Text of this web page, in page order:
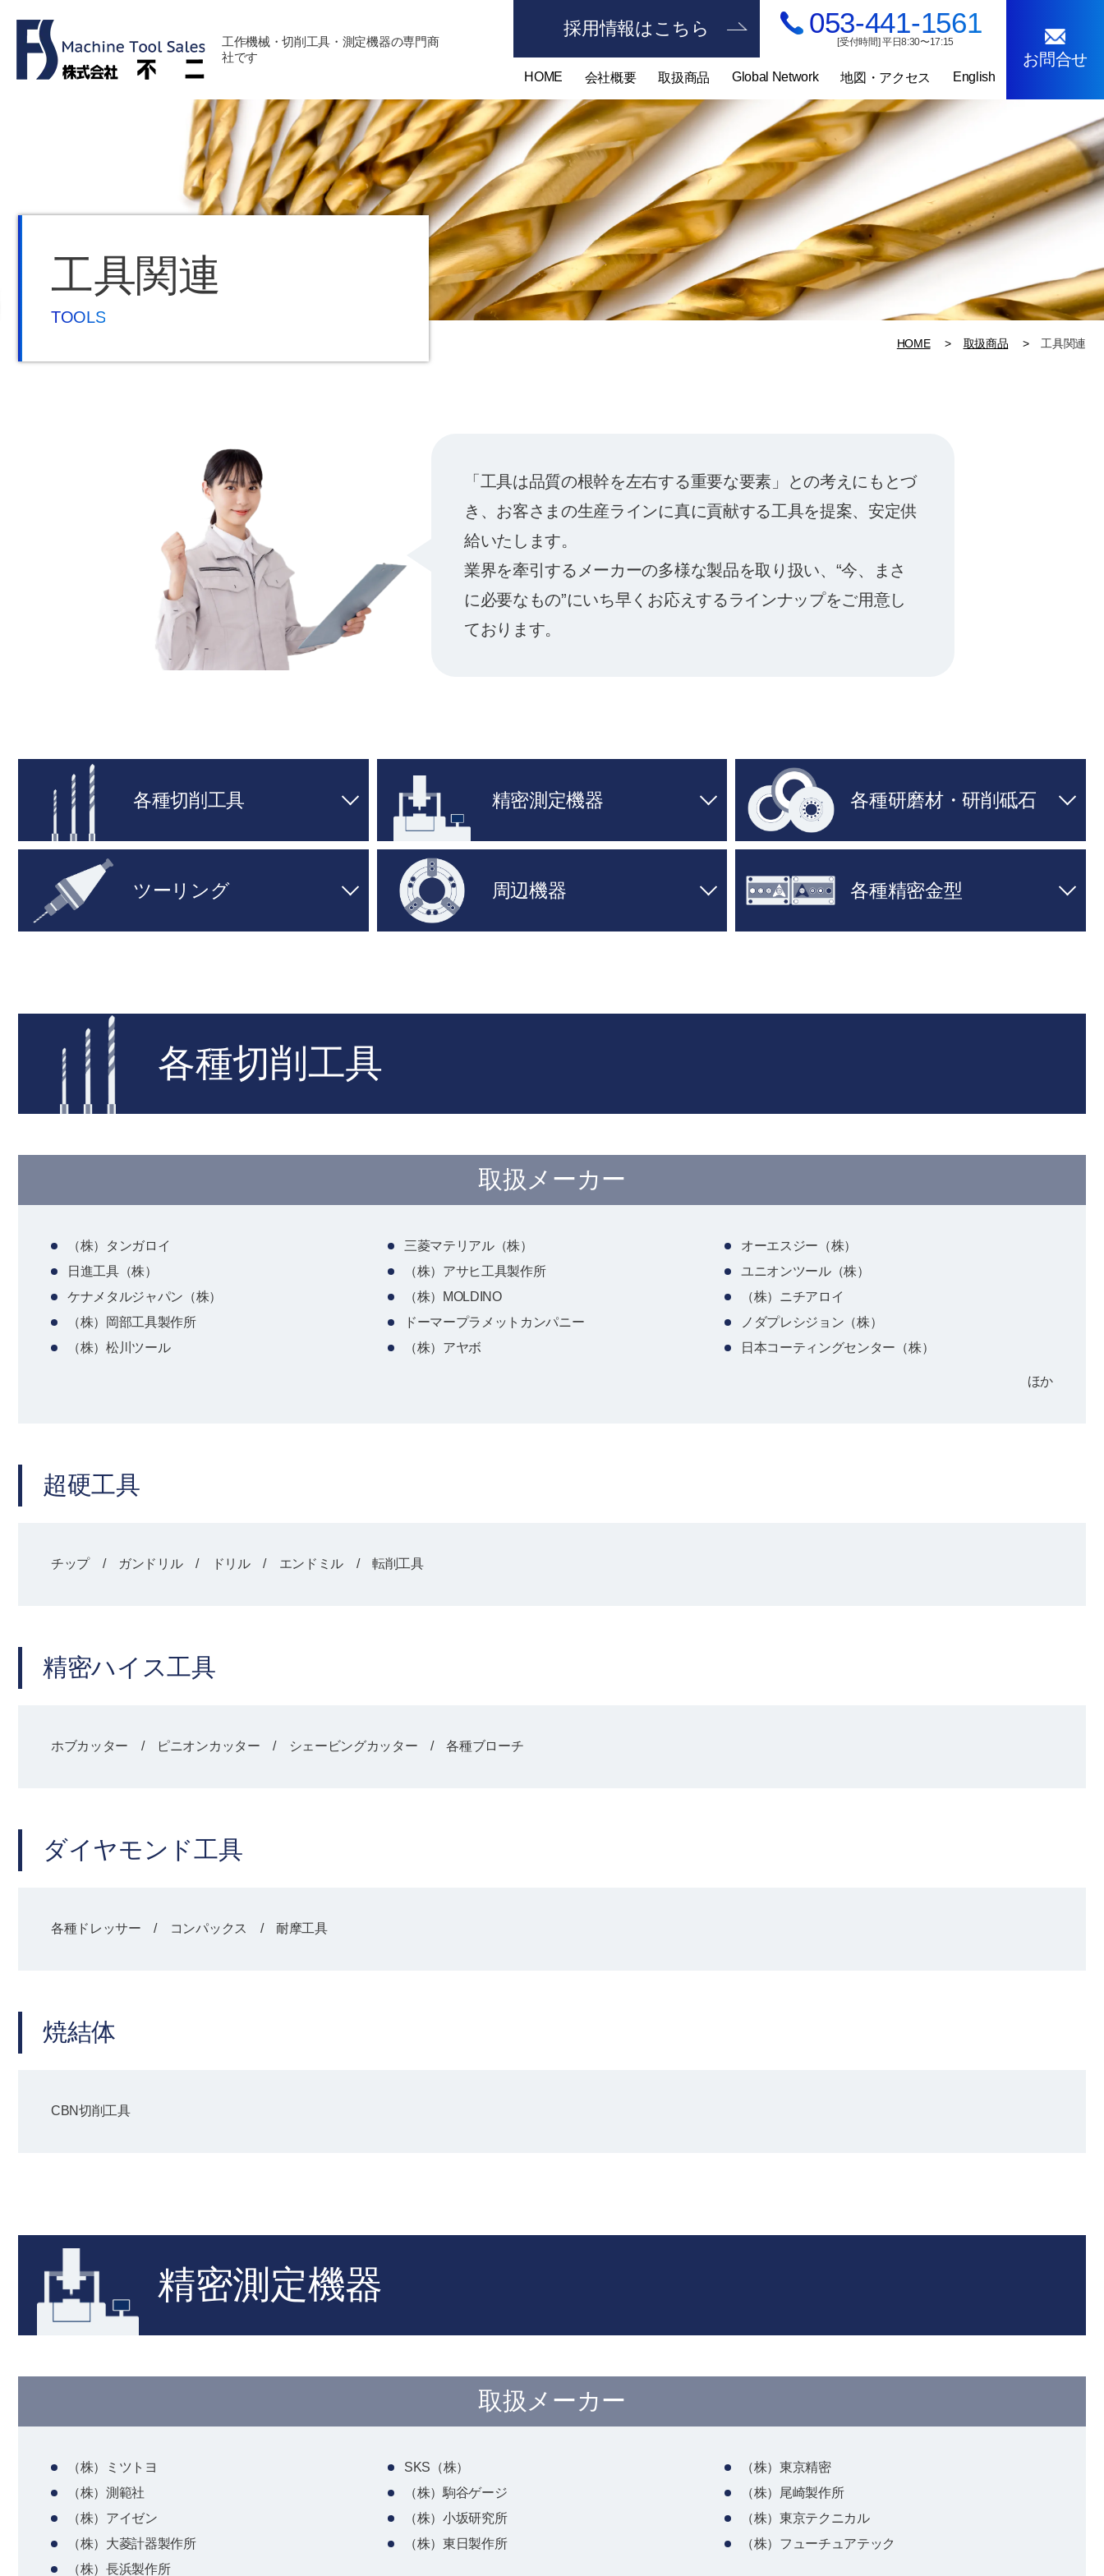
工作機械・切削工具・測定機器の専門商
社です
採用情報はこちら 053-441-1561
[受付時間] 平日8:30〜17:15
HOME 会社概要 取扱商品 Global Network 地図・アクセス English
お問合せ
工具関連
TOOLS
HOME 取扱商品 工具関連
「工具は品質の根幹を左右する重要な要素」との考えにもとづ
き、お客さまの生産ラインに真に貢献する工具を提案、安定供
給いたします。
業界を牽引するメーカーの多様な製品を取り扱い、“今、まさ
に必要なもの”にいち早くお応えするラインナップをご用意し
ております。
各種切削工具 精密測定機器 各種研磨材・研削砥石
ツーリング 周辺機器 各種精密金型
各種切削工具
取扱メーカー
（株）タンガロイ 三菱マテリアル（株）
オーエスジー（株）
日進工具（株）
（株）アサヒ工具製作所
ユニオンツール（株）
ケナメタルジャパン（株）
（株）MOLDINO
（株）ニチアロイ
（株）岡部工具製作所
ドーマープラメットカンパニー
ノダプレシジョン（株）
（株）松川ツール
（株）アヤボ 日本コーティングセンター（株）
ほか
超硬工具
チップ / ガンドリル / ドリル / エンドミル / 転削工具
精密ハイス工具
ホブカッター / ピニオンカッター / シェービングカッター / 各種ブローチ
ダイヤモンド工具
各種ドレッサー / コンパックス / 耐摩工具
焼結体
CBN切削工具
精密測定機器
取扱メーカー
（株）ミツトヨ SKS（株）
（株）東京精密
（株）測範社
（株）駒谷ゲージ
（株）尾崎製作所
（株）アイゼン
（株）小坂研究所
（株）東京テクニカル
（株）大菱計器製作所
（株）東日製作所
（株）フューチュアテック
（株）長浜製作所